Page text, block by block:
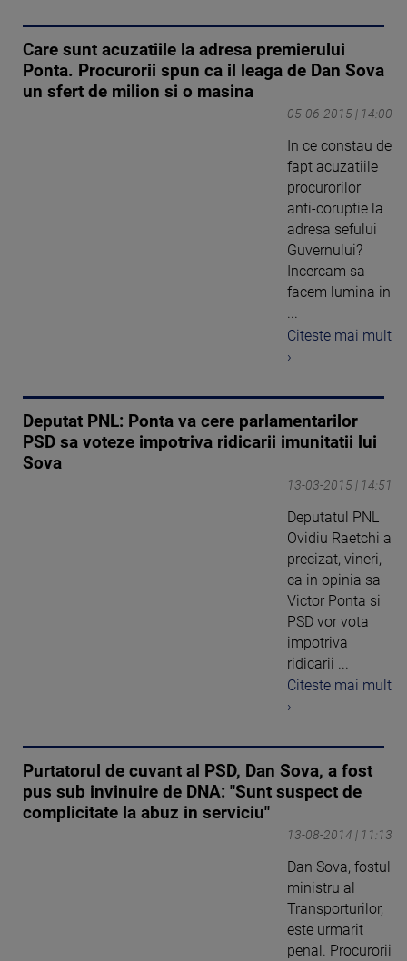
Care sunt acuzatiile la adresa premierului
Ponta. Procurorii spun ca il leaga de Dan Sova
un sfert de milion si o masina
05-06-2015 | 14:00
In ce constau de
fapt acuzatiile
procurorilor
anti-coruptie la
adresa sefului
Guvernului?
Incercam sa
facem lumina in
...
Citeste mai mult
›
Deputat PNL: Ponta va cere parlamentarilor
PSD sa voteze impotriva ridicarii imunitatii lui
Sova
13-03-2015 | 14:51
Deputatul PNL
Ovidiu Raetchi a
precizat, vineri,
ca in opinia sa
Victor Ponta si
PSD vor vota
impotriva
ridicarii ...
Citeste mai mult
›
Purtatorul de cuvant al PSD, Dan Sova, a fost
pus sub invinuire de DNA: "Sunt suspect de
complicitate la abuz in serviciu"
13-08-2014 | 11:13
Dan Sova, fostul
ministru al
Transporturilor,
este urmarit
penal. Procurorii